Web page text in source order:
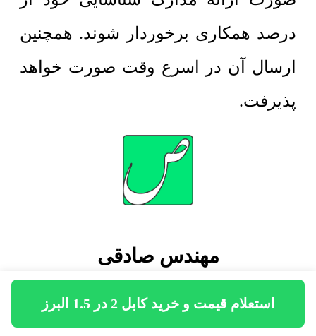
استعلام قیمت و خرید کابل 2 در 1.5 البرز
درصد همکاری برخوردار شوند. همچنین
ارسال آن در اسرع وقت صورت خواهد
پذیرفت.
مهندس صادقی
مدیرعامل شرکت ساختمانی صاد